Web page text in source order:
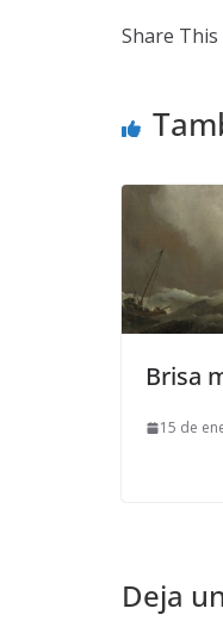
Share This
Brisa
15 de
Deja